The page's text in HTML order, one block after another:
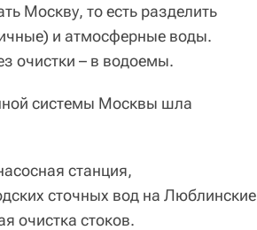
Москву, то есть разделить
и атмосферные воды.
очистки – в водоемы.
системы Москвы шла
станция,
сточных вод на Люблинские
очистка стоков.